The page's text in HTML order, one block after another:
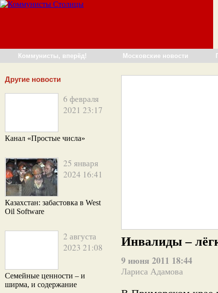
Коммунисты, вперёд! Московские новости
Другие новости
6 февраля
2021 23:17
Канал «Простые числа»
25 января
2024 16:41
Казахстан: забастовка в West
Oil Software
2 августа
2023 21:08
Семейные ценности – и
ширма, и содержание
Инвалиды –
9 июня 2011 18:44
Лариса Адамова